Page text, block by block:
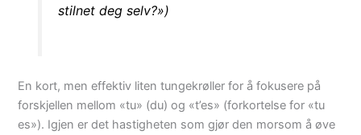
stilnet deg selv?»)
En kort, men effektiv liten tungekrøller for å fokusere på
forskjellen mellom «tu» (du) og «t’es» (forkortelse for «tu
es»). Igjen er det hastigheten som gjør den morsom å øve